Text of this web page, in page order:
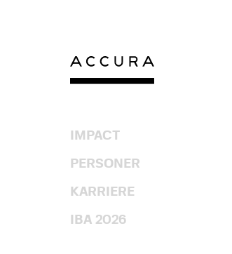
IMPACT
PERSONER
KARRIERE
IBA 2026